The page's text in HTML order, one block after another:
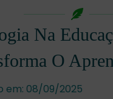
Na
O
em: 08/09/2025